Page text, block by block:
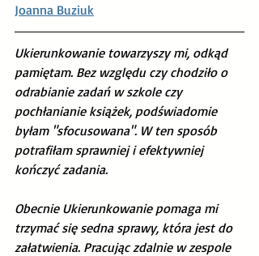
Joanna Buziuk
Ukierunkowanie towarzyszy mi, odkąd
pamiętam. Bez względu czy chodziło o
odrabianie zadań w szkole czy
pochłanianie książek, podświadomie
byłam "sfocusowana". W ten sposób
potrafiłam sprawniej i efektywniej
kończyć zadania.
Obecnie Ukierunkowanie pomaga mi
trzymać się sedna sprawy, która jest do
załatwienia. Pracując zdalnie w zespole